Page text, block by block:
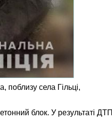
поблизу села Гільці,
блок. У результаті ДТП